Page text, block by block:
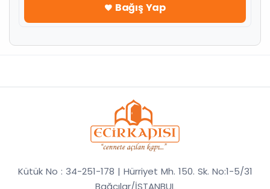
Bağış Yap
Kütük No : 34-251-178 | Hürriyet Mh. 150. Sk. No:1-5/31
Bağcılar/İSTANBUL